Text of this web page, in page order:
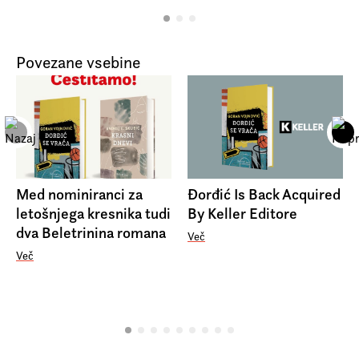
romaneskno poslastico izpod peresa literarne zvezde.
Povezane vsebine
Med nominiranci za
letošnjega kresnika tudi
dva Beletrinina romana
Več
Đorđić Is Back Acquired
By Keller Editore
Več